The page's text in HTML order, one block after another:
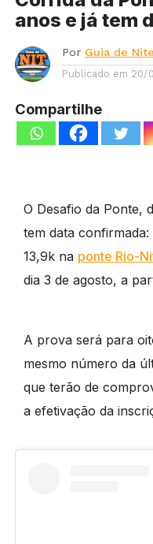
anos e já tem
Por Guia de
Publicado em 20/
Compartilhe
O Desafio da Ponte,
tem data
13,9k na ponte Rio-
dia 3 de agosto, a
A prova será para
mesmo número da
que terão de
a efetivação da